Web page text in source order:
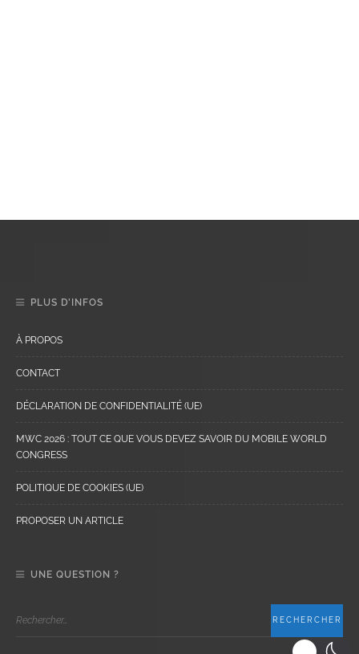
PLUS D’INFOS
À PROPOS
CONTACT
DÉCLARATION DE CONFIDENTIALITÉ (UE)
MWC 2026 : TOUT CE QUE VOUS DEVEZ SAVOIR DU MOBILE WORLD
CONGRESS
POLITIQUE DE COOKIES (UE)
PROPOSER UN ARTICLE
UNE QUESTION ?